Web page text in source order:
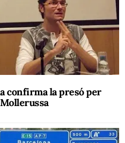
confirma la presó per